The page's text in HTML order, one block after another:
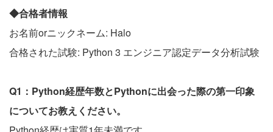
◆合格者情報
お名前orニックネーム: Halo
合格された試験: Python 3 エンジニア認定データ分析試験
Q1：Python経歴年数とPythonに出会った際の第一印象
についてお教えください。